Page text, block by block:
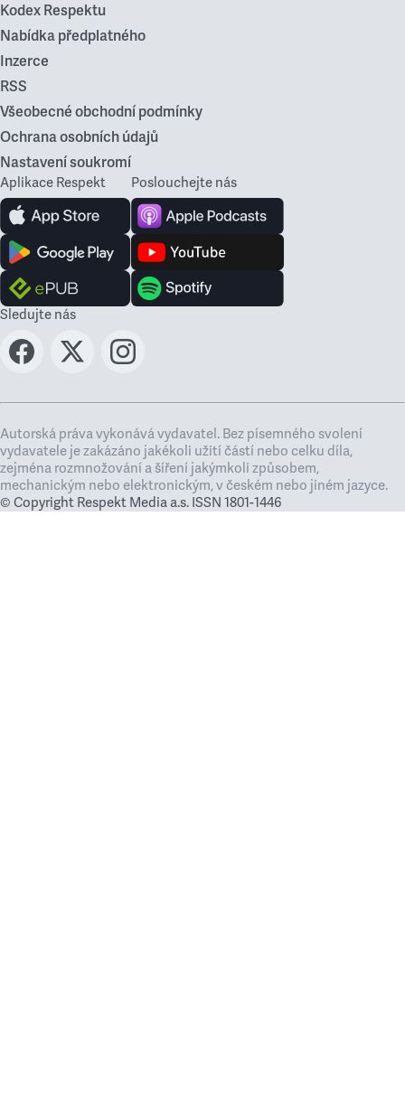
Kodex Respektu
Nabídka předplatného
Inzerce
RSS
Všeobecné obchodní podmínky
Ochrana osobních údajů
Nastavení soukromí
Aplikace Respekt Poslouchejte nás
Sledujte nás
Autorská práva vykonává vydavatel. Bez písemného svolení
vydavatele je zakázáno jakékoli užití částí nebo celku díla,
zejména rozmnožování a šíření jakýmkoli způsobem,
mechanickým nebo elektronickým, v českém nebo jiném jazyce.
© Copyright Respekt Media a.s. ISSN 1801-1446